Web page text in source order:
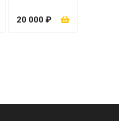
20 000 ₽